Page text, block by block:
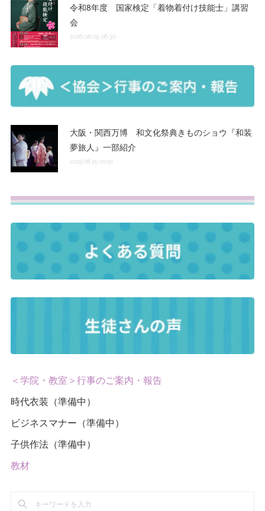
令和8年度 国家検定「着物着付け技能士」講習
会
2026.08.05 06:30
大阪・関西万博 和文化祭典きものショウ『和装
夢旅人』一部紹介
2025.08.25 00:51
＜学院・教室＞行事のご案内・報告
時代衣装（準備中）
ビジネスマナー（準備中）
子供作法（準備中）
教材